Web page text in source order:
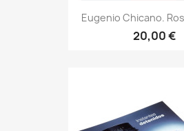
Eugenio Chicano.
20,00 €